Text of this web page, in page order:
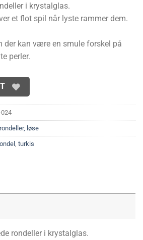
i krystalglas.
et flot spil når lyste rammer dem.
der kan være en smule forskel på
perler.
024
løse
turkis
rondeller i krystalglas.